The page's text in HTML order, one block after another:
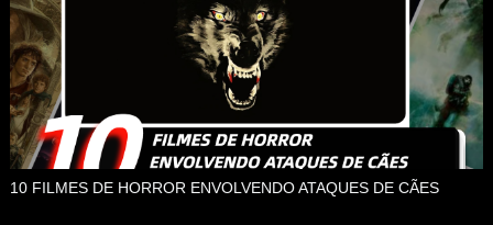
10 FILMES DE HORROR ENVOLVENDO ATAQUES DE CÃES